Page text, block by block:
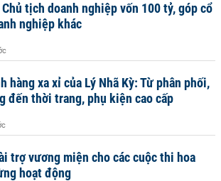
Chủ tịch doanh nghiệp vốn 100 tỷ, góp cổ
nghiệp khác
hàng xa xỉ của Lý Nhã Kỳ: Từ phân phối,
đến thời trang, phụ kiện cao cấp
trợ vương miện cho các cuộc thi hoa
hoạt động